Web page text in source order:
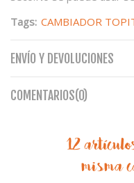
Tags: CAMBIADOR
ENVÍO Y DEVOLUCIONES
COMENTARIOS(0)
12
misma